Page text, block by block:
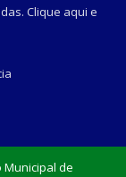
Clique aqui e
de